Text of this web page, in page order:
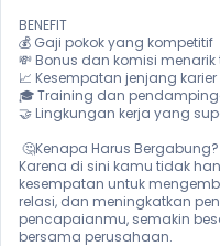
BENEFIT
💰 Gaji pokok yang kompetitif
💸 Bonus dan komisi
📈 Kesempatan jenjang
🎓 Training dan
🤝 Lingkungan kerja yang
Karena di sini kamu tidak
kesempatan untuk
relasi, dan meningkatkan
pencapaianmu, semakin
bersama perusahaan.